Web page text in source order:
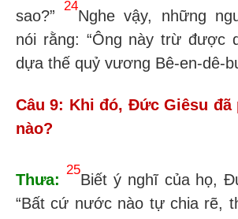
sao?”
24
Nghe vậy, những
nói rằng: “Ông này trừ được
dựa thế quỷ vương Bê-en-dê-
Câu 9: Khi đó, Đức Giêsu đã
nào?
Thưa:
25
Biết ý nghĩ của họ,
“Bất cứ nước nào tự chia rẽ,